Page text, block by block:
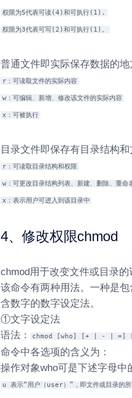
权限为5代表可读(4)和可执行(1).
权限为3代表可写(2)和可执行(1)。
普通文件即实际保存数据的
r：可读取文件的实际内容
w：可编辑、新增、修改该文件的实际内容
x：可被执行
目录文件即保存有目录结构和
r：可读取目录结构和权限
w：可更改目录结构列表、新建、删除、重命
x：表示用户可进入到该目录中
4、修改权限chmod
chmod用于改变文件或目录
该命令有两种用法。一种是
含数字的数字设定法。
①文字设定法
语法：
chmod [who] [+ | - | =]
命令中各选项的含义为：
操作对象who可是下述字母中
u 表示“用户（user）”，即文件或目录的所